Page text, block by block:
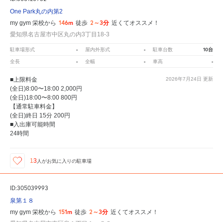
One Park丸の内第2
my gym 栄校から 146m 徒歩 2～3分 近くてオススメ！
愛知県名古屋市中区丸の内3丁目18-3
駐車場形式 - 屋内外形式 - 駐車台数 10台
全長 - 全幅 - 車高 -
2026年7月24日 更新
■上限料金
(全日)8:00〜18:00 2,000円
(全日)18:00〜8:00 800円
【通常駐車料金】
(全日)終日 15分 200円
■入出庫可能時間
24時間
13人がお気に入りの駐車場
ID:305039993
泉第１８
my gym 栄校から 151m 徒歩 2～3分 近くてオススメ！